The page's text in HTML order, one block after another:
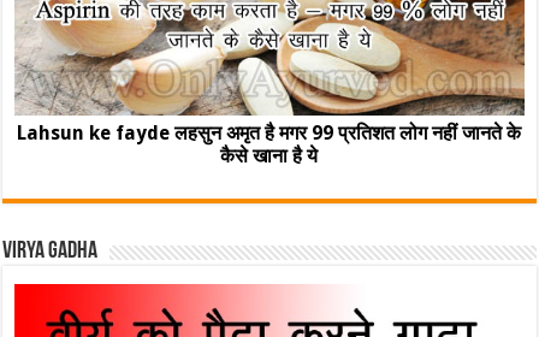
Lahsun ke fayde लहसुन अमृत है मगर 99 प्रतिशत लोग नहीं जानते के
कैसे खाना है ये
Virya Gadha